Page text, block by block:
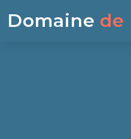
Domaine de